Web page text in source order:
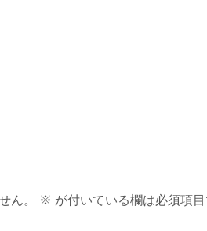
ん。 ※ が付いている欄は必須項